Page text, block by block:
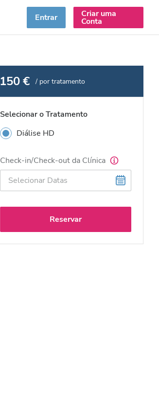
Entrar Criar uma
Conta
150 € / por tratamento
Selecionar o Tratamento
Diálise HD
Check-in/Check-out da Clínica
Reservar